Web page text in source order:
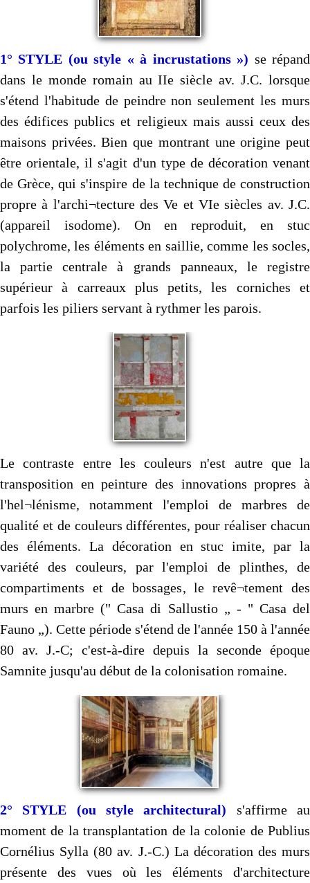
1° STYLE (ou style « à incrustations ») se répand
dans le monde romain au IIe siècle av. J.C. lorsque
s'étend l'habitude de peindre non seulement les murs
des édifices publics et religieux mais aussi ceux des
maisons privées. Bien que montrant une origine peut
être orientale, il s'agit d'un type de décoration venant
de Grèce, qui s'inspire de la technique de construction
propre à l'archi¬tecture des Ve et VIe siècles av. J.C.
(appareil isodome). On en reproduit, en stuc
polychrome, les éléments en saillie, comme les socles,
la partie centrale à grands panneaux, le registre
supérieur à carreaux plus petits, les corniches et
parfois les piliers servant à rythmer les parois.
Le contraste entre les couleurs n'est autre que la
transposition en peinture des innovations propres à
l'hel¬lénisme, notamment l'emploi de marbres de
qualité et de couleurs différentes, pour réaliser chacun
des éléments. La décoration en stuc imite, par la
variété des couleurs, par l'emploi de plinthes, de
compartiments et de bossages, le revê¬tement des
murs en marbre (" Casa di Sallustio „ - " Casa del
Fauno „). Cette période s'étend de l'année 150 à l'année
80 av. J.-C; c'est-à-dire depuis la seconde époque
Samnite jusqu'au début de la colonisation romaine.
2° STYLE (ou style architectural) s'affirme au
moment de la transplantation de la colonie de Publius
Cornélius Sylla (80 av. J.-C.) La décoration des murs
présente des vues où les éléments d'architecture